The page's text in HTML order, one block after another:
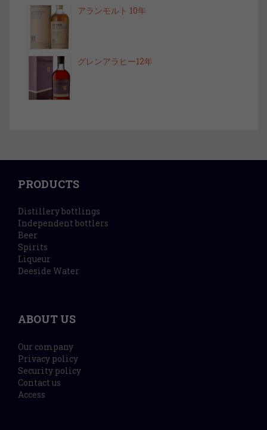
アランモルト 10年
グレンアラヒー12年
PRODUCTS
Distillery bottlings
Independent bottlers
Beer
Spirits
Liqueur
Deeside Water
ABOUT US
Our company
Privacy policy
Security policy
Contact us
Access